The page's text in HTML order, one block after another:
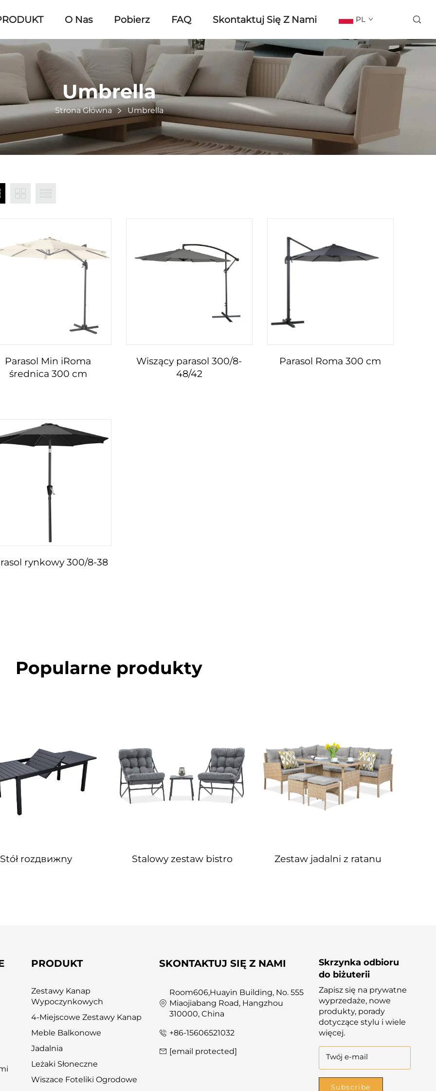
O Nas Pobierz FAQ Skontaktuj Się Z Nami PL
Umbrella
Strona Główna Umbrella
Parasol Min iRoma
średnica 300 cm
Wiszący parasol 300/8-
48/42
Parasol Roma 300 cm
rynkowy 300/8-38
Popularne produkty
Stół rozдвижny Stalowy zestaw bistro Zestaw jadalni z ratanu
PRODUKT
Zestawy Kanap
Wypoczynkowych
4-Miejscowe Zestawy Kanap
Meble Balkonowe
Jadalnia
Leżaki Słoneczne
Wiszace Foteliki Ogrodowe
SKONTAKTUJ SIĘ Z NAMI
Room606,Huayin Building, No. 555
Miaojiabang Road, Hangzhou
310000, China
+86-15606521032
[email protected]
Skrzynka odbioru
do biżuterii
Zapisz się na prywatne
wyprzedaże, nowe
produkty, porady
dotyczące stylu i wiele
więcej.
Twój e-mail
Subscribe